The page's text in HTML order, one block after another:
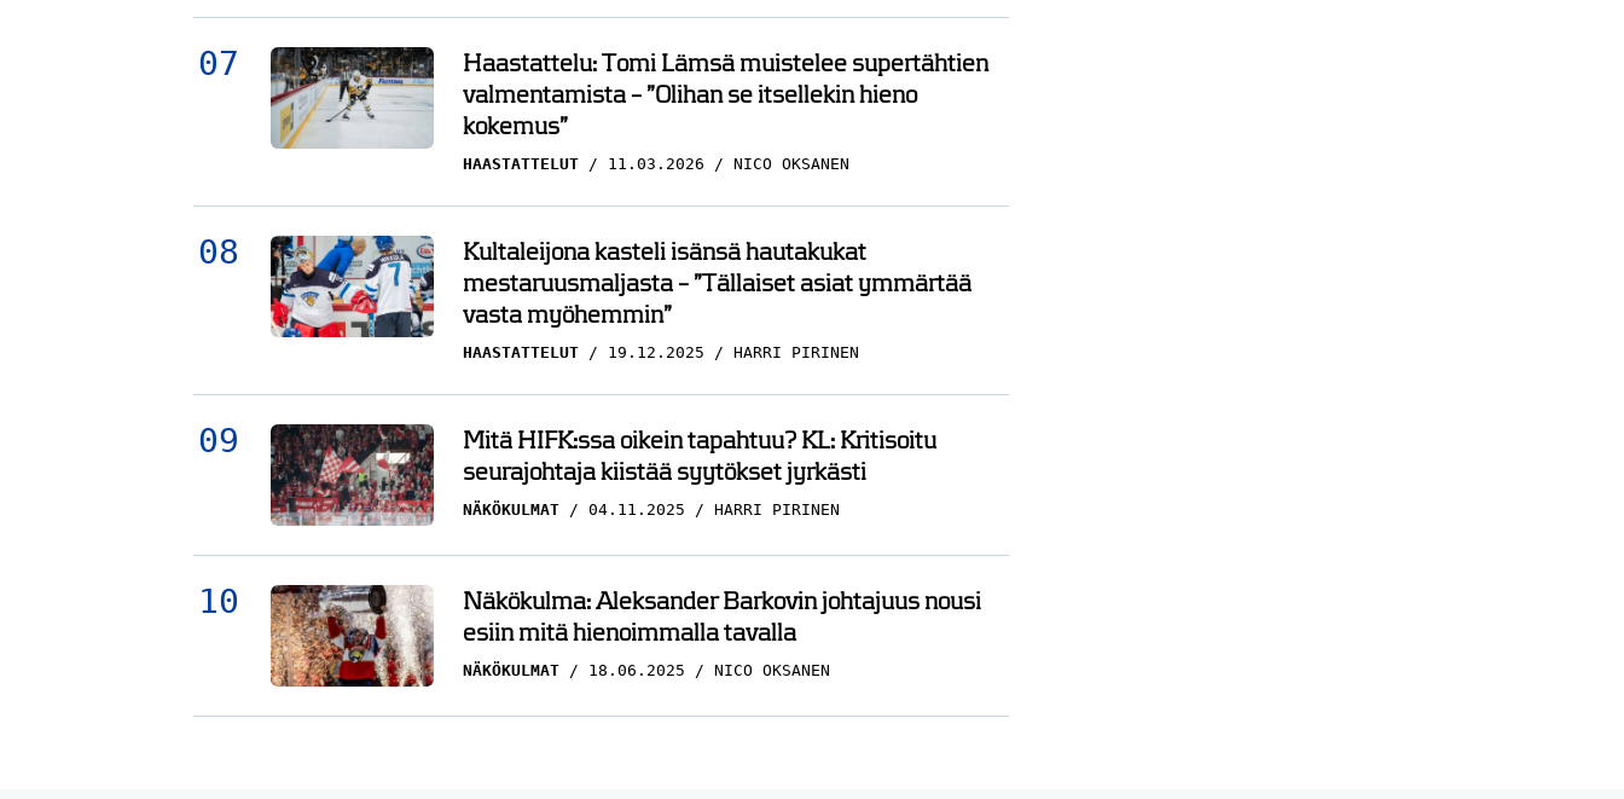
Haastattelu: Tomi Lämsä muistelee supertähtien
valmentamista – ”Olihan se itsellekin hieno
kokemus”
HAASTATTELUT 11.03.2026 NICO OKSANEN
Kultaleijona kasteli isänsä hautakukat
mestaruusmaljasta – ”Tällaiset asiat ymmärtää
vasta myöhemmin”
HAASTATTELUT 19.12.2025 HARRI PIRINEN
Mitä HIFK:ssa oikein tapahtuu? KL: Kritisoitu
seurajohtaja kiistää syytökset jyrkästi
NÄKÖKULMAT 04.11.2025 HARRI PIRINEN
Näkökulma: Aleksander Barkovin johtajuus nousi
esiin mitä hienoimmalla tavalla
NÄKÖKULMAT 18.06.2025 NICO OKSANEN